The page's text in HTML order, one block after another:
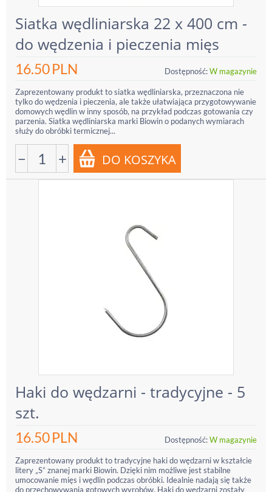
Siatka wędliniarska 22 x 400 cm -
do wędzenia i pieczenia mięs
16.50PLN Dostępność:W magazynie
Zaprezentowany produkt to siatka wędliniarska, przeznaczona nie
tylko do wędzenia i pieczenia, ale także ułatwiająca przygotowywanie
domowych wędlin w inny sposób, na przykład podczas gotowania czy
parzenia. Siatka wędliniarska marki Biowin o podanych wymiarach
służy do obróbki termicznej...
− +
Haki do wędzarni - tradycyjne - 5
szt.
16.50PLN Dostępność:W magazynie
Zaprezentowany produkt to tradycyjne haki do wędzarni w kształcie
litery „S” znanej marki Biowin. Dzięki nim możliwe jest stabilne
umocowanie mięs i wędlin podczas obróbki. Idealnie nadają się także
do przechowywania gotowych wyrobów. Haki do wędzarni zostały